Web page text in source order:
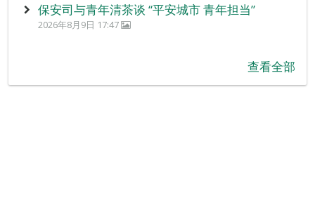
保安司与青年清茶谈 “平安城市 青年担当”
2026年8月9日 17:47
查看全部